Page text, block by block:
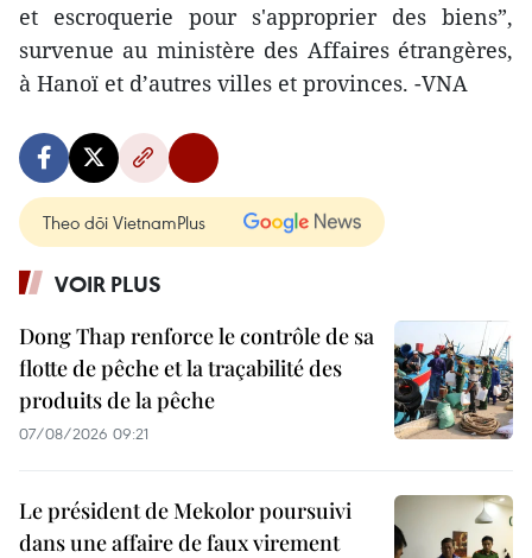
et escroquerie pour s'approprier des biens”,
survenue au ministère des Affaires étrangères,
à Hanoï et d’autres villes et provinces. -VNA
Theo dõi VietnamPlus
VOIR PLUS
Dong Thap renforce le contrôle de sa
flotte de pêche et la traçabilité des
produits de la pêche
07/08/2026 09:21
Le président de Mekolor poursuivi
dans une affaire de faux virement